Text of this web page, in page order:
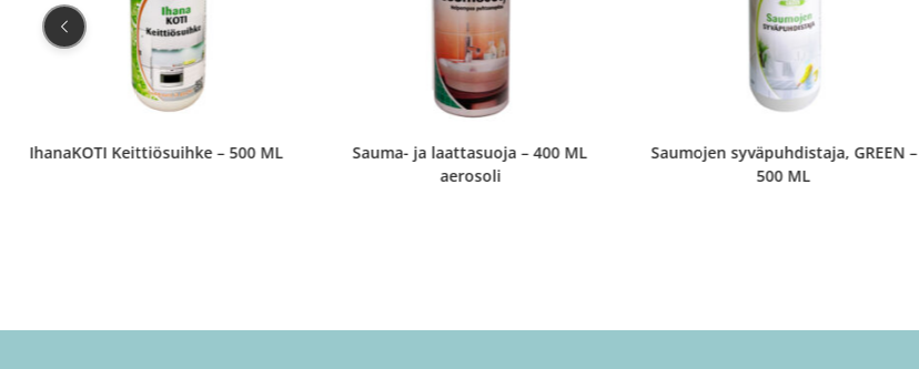
IhanaKOTI Keittiösuihke – 500 ML
Sauma- ja laattasuoja – 400 ML
aerosoli
Saumojen syväpuhdistaja, GREEN –
500 ML